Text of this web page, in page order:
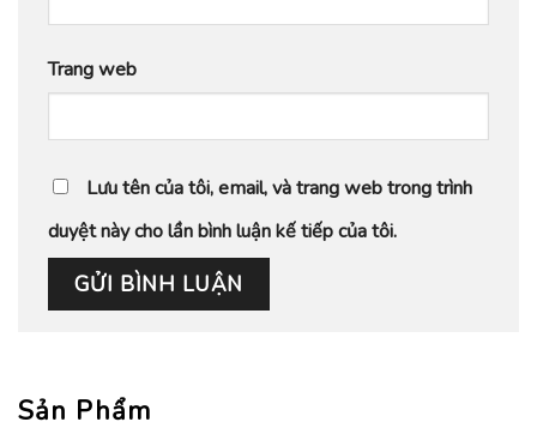
Trang web
Lưu tên của tôi, email, và trang web trong trình
duyệt này cho lần bình luận kế tiếp của tôi.
Sản Phẩm